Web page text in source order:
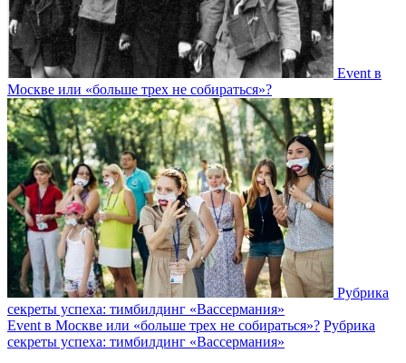
Event в
Москве или «больше трех не собираться»?
Рубрика
секреты успеха: тимбилдинг «Вассермания»
Event в Москве или «больше трех не собираться»? Рубрика
секреты успеха: тимбилдинг «Вассермания»